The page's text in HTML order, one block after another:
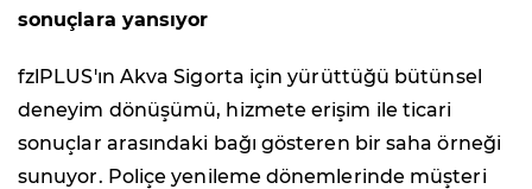
sonuçlara yansıyor
fzlPLUS'ın Akva Sigorta için yürüttüğü bütünsel
deneyim dönüşümü, hizmete erişim ile ticari
sonuçlar arasındaki bağı gösteren bir saha örneği
sunuyor. Poliçe yenileme dönemlerinde müşteri